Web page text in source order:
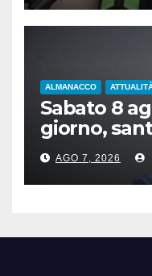
ALMANACCO
Sabato 8
giorno,
famosi,
AGO 7, 2026